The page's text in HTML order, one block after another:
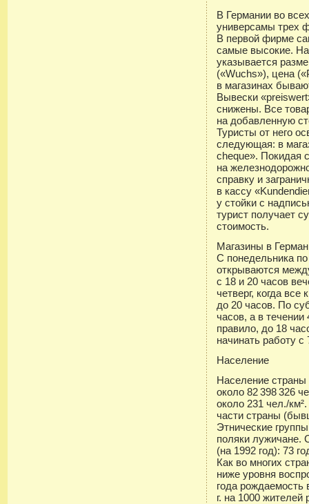
В Германии во
универсамы трех
В первой фирме
самые высокие.
указывается
(«Wuchs»), цена
в магазинах
Вывески
снижены. Все
на добавленную
Туристы от него
следующая: в
cheque». Покидая
на
справку и
в кассу
у стойки с
турист получает
стоимость.
Магазины в
C понедельника
открываются
c 18 и 20 часов
четверг, когда
до 20 часов. По
часов, а в
правило, до 18
начинать работу с
Население
Население страны
около 82 398 326
около 231 чел./
части страны
Этнические
поляки лужичане.
(на 1992 год): 73
Как во многих
ниже уровня
года рождаемость
г. на 1000